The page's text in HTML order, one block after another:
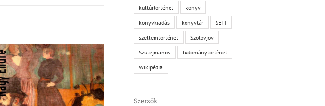
kultúrtörténet könyv
könyvkiadás könyvtár SETI
szellemtörténet Szolovjov
Szulejmanov tudománytörténet
Wikipédia
Szerzők